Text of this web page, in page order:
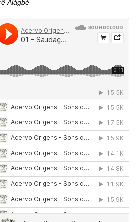
Àlágbé